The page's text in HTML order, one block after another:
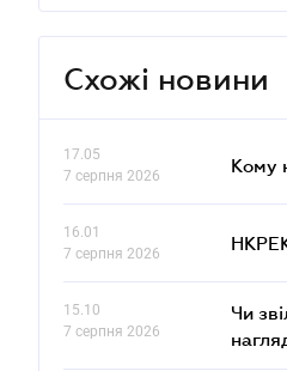
Схожі новини
17.05
7 серпня 2026
Кому
16.01
7 серпня 2026
15.10
7 серпня 2026
Чи